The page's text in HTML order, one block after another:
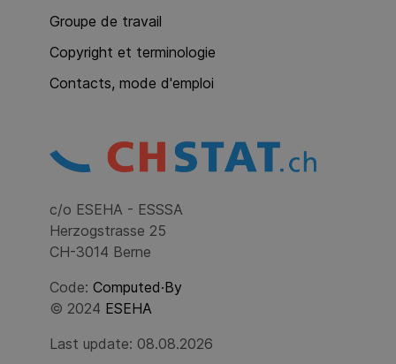
Groupe de travail
Copyright et terminologie
Contacts, mode d'emploi
c/o ESEHA - ESSSA
Herzogstrasse 25
CH-3014 Berne
Code: Computed·By
© 2024 ESEHA
Last update: 08.08.2026